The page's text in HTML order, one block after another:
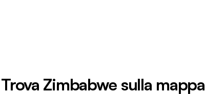
Trova Zimbabwe sulla mappa